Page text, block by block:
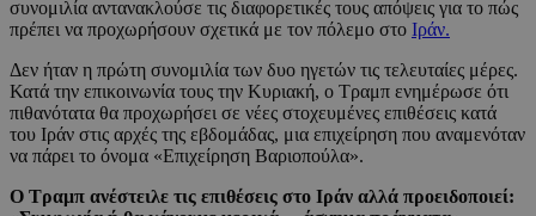
συνομιλία αντανακλούσε τις διαφορετικές τους απόψεις για το πώς
πρέπει να προχωρήσουν σχετικά με τον πόλεμο στο Ιράν.
Δεν ήταν η πρώτη συνομιλία των δυο ηγετών τις τελευταίες μέρες.
Κατά την επικοινωνία τους την Κυριακή, ο Τραμπ ενημέρωσε ότι
πιθανότατα θα προχωρήσει σε νέες στοχευμένες επιθέσεις κατά
του Ιράν στις αρχές της εβδομάδας, μια επιχείρηση που αναμενόταν
να πάρει το όνομα «Επιχείρηση Βαριοπούλα» .
Ο Τραμπ ανέστειλε τις επιθέσεις στο Ιράν αλλά προειδοποιεί: